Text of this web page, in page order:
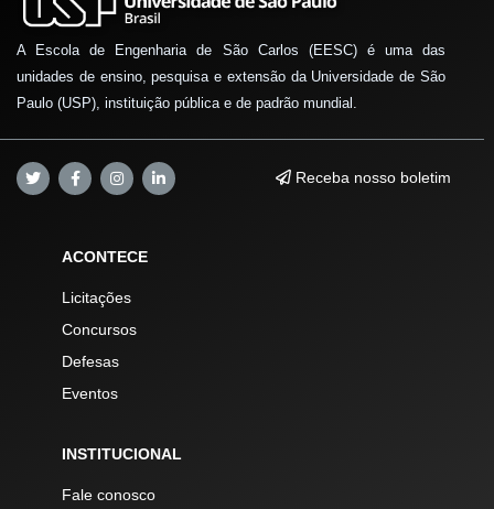
A Escola de Engenharia de São Carlos (EESC) é uma das
unidades de ensino, pesquisa e extensão da Universidade de São
Paulo (USP), instituição pública e de padrão mundial.
Receba nosso boletim
ACONTECE
Licitações
Concursos
Defesas
Eventos
INSTITUCIONAL
Fale conosco